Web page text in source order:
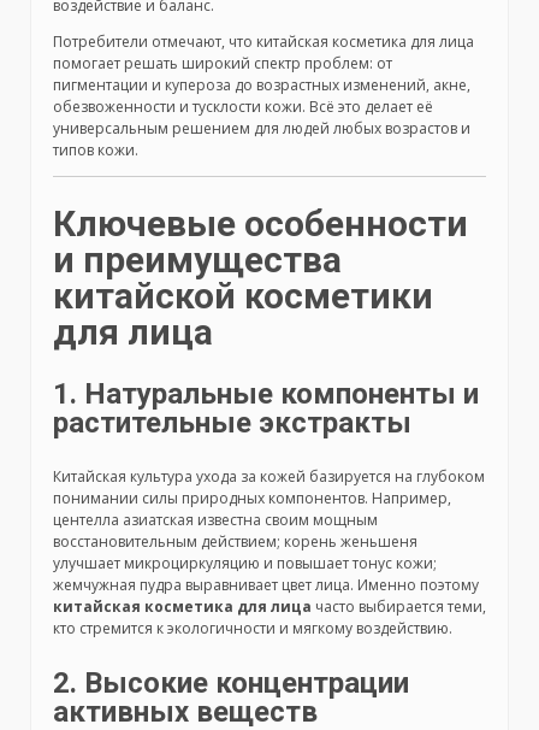
воздействие и баланс.
Потребители отмечают, что китайская косметика для лица
помогает решать широкий спектр проблем: от
пигментации и купероза до возрастных изменений, акне,
обезвоженности и тусклости кожи. Всё это делает её
универсальным решением для людей любых возрастов и
типов кожи.
Ключевые особенности
и преимущества
китайской косметики
для лица
1. Натуральные компоненты и
растительные экстракты
Китайская культура ухода за кожей базируется на глубоком
понимании силы природных компонентов. Например,
центелла азиатская известна своим мощным
восстановительным действием; корень женьшеня
улучшает микроциркуляцию и повышает тонус кожи;
жемчужная пудра выравнивает цвет лица. Именно поэтому
китайская косметика для лица часто выбирается теми,
кто стремится к экологичности и мягкому воздействию.
2. Высокие концентрации
активных веществ